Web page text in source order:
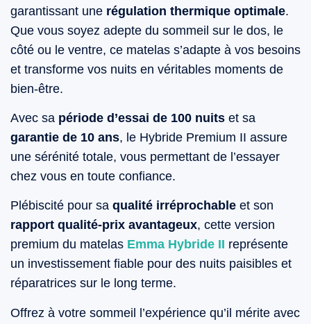
garantissant une régulation thermique optimale.
Que vous soyez adepte du sommeil sur le dos, le
côté ou le ventre, ce matelas s’adapte à vos besoins
et transforme vos nuits en véritables moments de
bien-être.
Avec sa période d’essai de 100 nuits et sa
garantie de 10 ans, le Hybride Premium II assure
une sérénité totale, vous permettant de l’essayer
chez vous en toute confiance.
Plébiscité pour sa qualité irréprochable et son
rapport qualité-prix avantageux, cette version
premium du matelas Emma Hybride II représente
un investissement fiable pour des nuits paisibles et
réparatrices sur le long terme.
Offrez à votre sommeil l’expérience qu’il mérite avec